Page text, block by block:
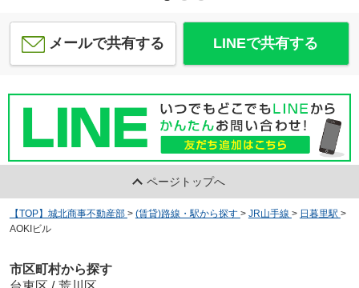
メールで共有する LINEで共有する
ページトップへ
【TOP】城北商事不動産部 > (賃貸)路線・駅から探す > JR山手線 > 日暮里駅 >
AOKIビル
市区町村から探す